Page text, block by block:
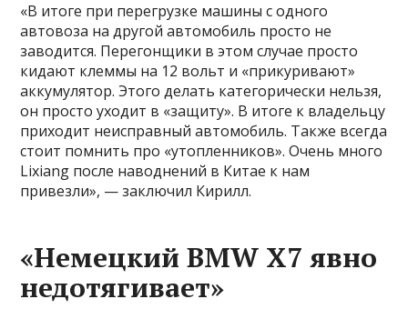
«В итоге при перегрузке машины с одного
автовоза на другой автомобиль просто не
заводится. Перегонщики в этом случае просто
кидают клеммы на 12 вольт и «прикуривают»
аккумулятор. Этого делать категорически нельзя,
он просто уходит в «защиту». В итоге к владельцу
приходит неисправный автомобиль. Также всегда
стоит помнить про «утопленников». Очень много
Lixiang после наводнений в Китае к нам
привезли», — заключил Кирилл.
«Немецкий BMW X7 явно
недотягивает»